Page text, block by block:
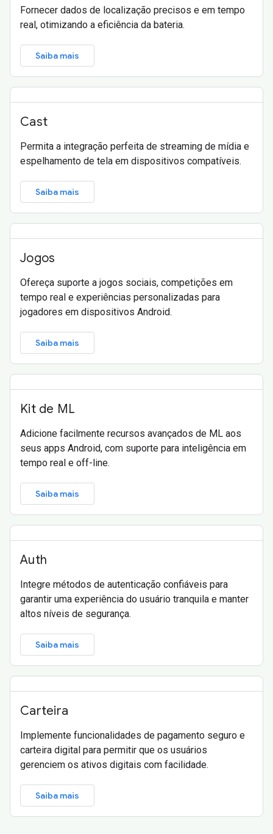
Fornecer dados de localização precisos e em tempo
real, otimizando a eficiência da bateria.
Saiba mais
Cast
Permita a integração perfeita de streaming de mídia e
espelhamento de tela em dispositivos compatíveis.
Saiba mais
Jogos
Ofereça suporte a jogos sociais, competições em
tempo real e experiências personalizadas para
jogadores em dispositivos Android.
Saiba mais
Kit de ML
Adicione facilmente recursos avançados de ML aos
seus apps Android, com suporte para inteligência em
tempo real e off-line.
Saiba mais
Auth
Integre métodos de autenticação confiáveis para
garantir uma experiência do usuário tranquila e manter
altos níveis de segurança.
Saiba mais
Carteira
Implemente funcionalidades de pagamento seguro e
carteira digital para permitir que os usuários
gerenciem os ativos digitais com facilidade.
Saiba mais